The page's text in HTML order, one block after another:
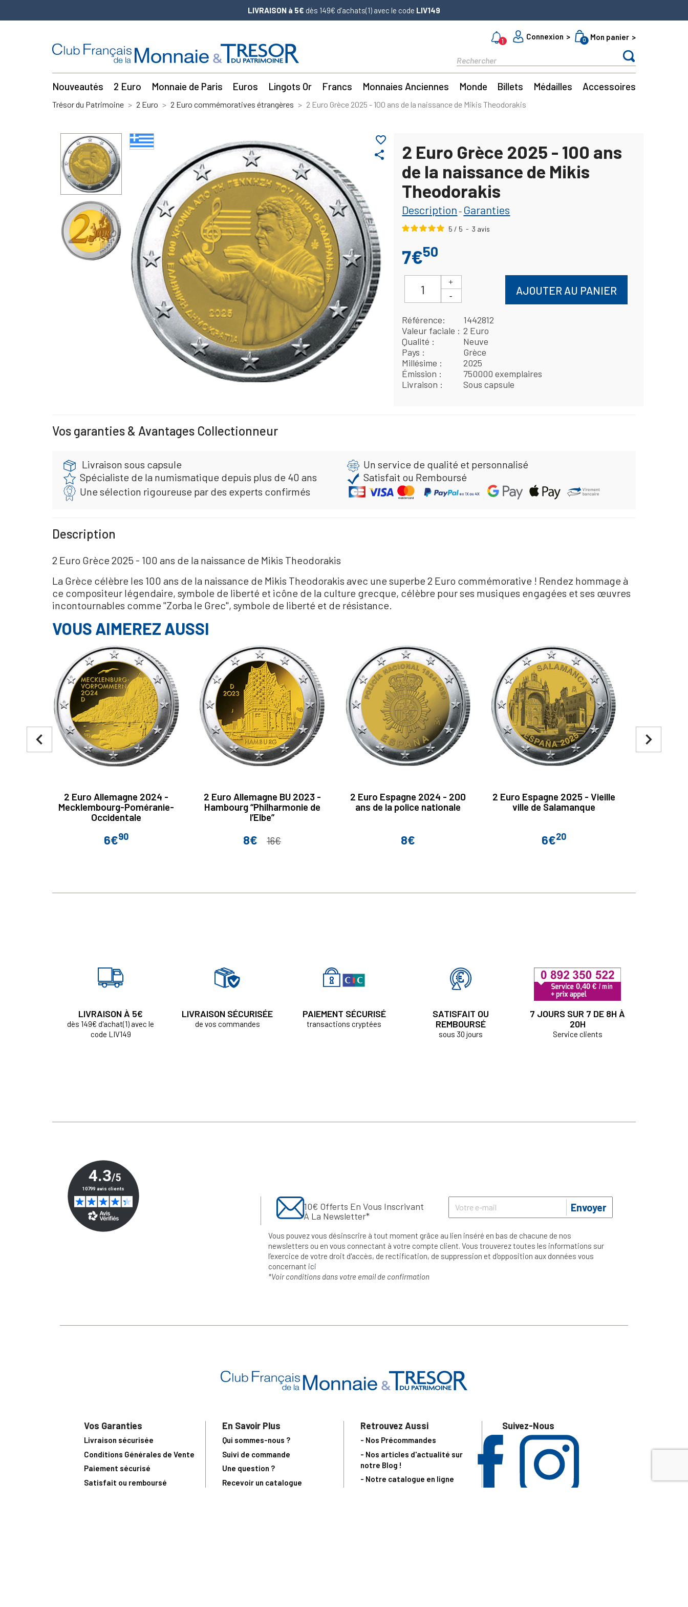
LIVRAISON à 5€ dès 149€ d’achats(1) avec le code LIV149
1
Connexion 0 Mon panier
Nouveautés 2 Euro Monnaie de Paris Euros Lingots Or Francs Monnaies Anciennes Monde Billets Médailles Accessoires
Trésor du Patrimoine 2 Euro 2 Euro commémoratives étrangères 2 Euro Grèce 2025 - 100 ans de la naissance de Mikis Theodorakis
share
favorite_border
2 Euro Grèce 2025 - 100 ans
de la naissance de Mikis
Theodorakis
Description - Garanties
5 / 5 - 3 avis
7€50
AJOUTER AU PANIER
Référence
1442812
Valeur faciale
2 Euro
Qualité
Neuve
Pays
Grèce
Millésime
2025
Émission
750000 exemplaires
Livraison
Sous capsule
Vos garanties & Avantages Collectionneur
Livraison sous capsule
Un service de qualité et personnalisé
Spécialiste de la numismatique depuis plus de 40 ans
Satisfait ou Remboursé
Une sélection rigoureuse par des experts confirmés
Description
2 Euro Grèce 2025 - 100 ans de la naissance de Mikis Theodorakis
La Grèce célèbre les 100 ans de la naissance de Mikis Theodorakis avec une superbe 2 Euro commémorative ! Rendez hommage à
ce compositeur légendaire, symbole de liberté et icône de la culture grecque, célèbre pour ses musiques engagées et ses œuvres
incontournables comme "Zorba le Grec", symbole de liberté et de résistance.
VOUS AIMEREZ AUSSI
2 Euro Allemagne 2024 -
Mecklembourg-Poméranie-
Occidentale
Prix
6€90
2 Euro Allemagne BU 2023 -
Hambourg “Philharmonie de
lʼElbe”
Prix
8€ Prix de base
16€
2 Euro Espagne 2024 - 200
ans de la police nationale
Prix
8€
2 Euro Espagne 2025 - Vieille
ville de Salamanque
Prix
6€20
navigate_next
navigate_before
LIVRAISON À 5€
dès 149€ d'achat(1) avec le
code LIV149
LIVRAISON SÉCURISÉE
de vos commandes
PAIEMENT SÉCURISÉ
transactions cryptées
SATISFAIT OU
REMBOURSÉ
sous 30 jours
7 JOURS SUR 7 DE 8H À
20H
Service clients
10€ Offerts En Vous Inscrivant
À La Newsletter*
Envoyer
Vous pouvez vous désinscrire à tout moment grâce au lien inséré en bas de chacune de nos
newsletters ou en vous connectant à votre compte client. Vous trouverez toutes les informations sur
l’exercice de votre droit d'accès, de rectification, de suppression et d'opposition aux données vous
concernant ici
*Voir conditions dans votre email de confirmation
Vos Garanties
Livraison sécurisée
Conditions Générales de Vente
Paiement sécurisé
Satisfait ou remboursé
En Savoir Plus
Qui sommes-nous ?
Suivi de commande
Une question ?
Recevoir un catalogue
Retrouvez Aussi
- Nos Précommandes
- Nos articles d'actualité sur
notre Blog !
- Notre catalogue en ligne
Suivez-Nous